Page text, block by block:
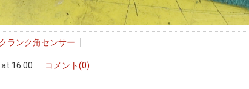
クランク角センサー
at 16:00 コメント(0)